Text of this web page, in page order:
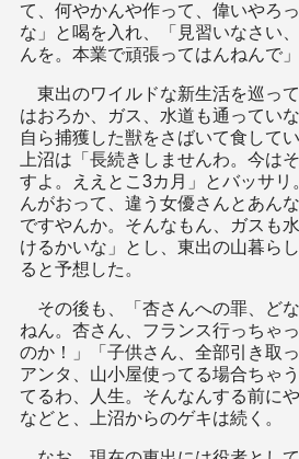
て、何やかんや作って、偉いやろ
な」と喝を入れ、「見習いなさい
んを。本業で頑張ってはんねんで」
東出のワイルドな新生活を巡っ
はおろか、ガス、水道も通ってい
自ら捕獲した獣をさばいて食して
上沼は「長続きしませんわ。今は
すよ。ええとこ3カ月」とバッサリ
んがおって、違う女優さんとあん
ですやんか。そんなもん、ガスも
けるかいな」とし、東出の山暮ら
ると予想した。
その後も、「杏さんへの罪、ど
ねん。杏さん、フランス行っちゃ
のか！」「子供さん、全部引き取
アンタ、山小屋使ってる場合ちゃ
てるわ、人生。そんなんする前に
などと、上沼からのゲキは続く。